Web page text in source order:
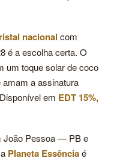
nacional com
é a escolha certa. O
um toque solar de coco
a assinatura
em EDT 15%,
João Pessoa — PB e
Planeta Essênciaé